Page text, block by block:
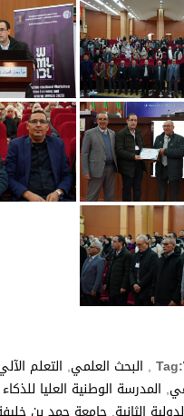
Tag:
, البحث العلمي, التعلم
, المدرسة الوطنية العليا